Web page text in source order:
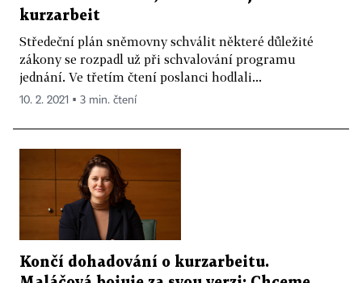
kurzarbeit
Středeční plán sněmovny schválit některé důležité
zákony se rozpadl už při schvalování programu
jednání. Ve třetím čtení poslanci hodlali...
10. 2. 2021 ▪ 3 min. čtení
Končí dohadování o kurzarbeitu.